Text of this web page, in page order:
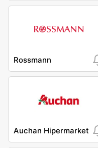
Rossmann
Auchan Hipermarket